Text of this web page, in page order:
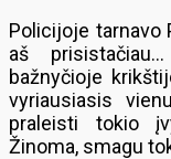
Policijoje tarnavo
aš
bažnyčioje
vyriausiasis
praleisti tokio
Žinoma, smagu